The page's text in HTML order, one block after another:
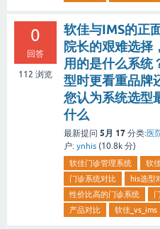
0
回答
112 浏览
软佳与IMS的正
院长的艰难选择
用的是什么系统
型时更看重品牌
您认为系统选型
什么
最新提问 5月 17 分类:医
户: ynhis (10.8k 分)
软佳门诊管理系统
软
门诊系统对比
his选型
性价比高的门诊系统
产品对比
软佳_vs_ims